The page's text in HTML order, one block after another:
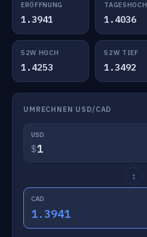
ERÖFFNUNG
1.3941
TAGESHOCH
1.4036
52W HOCH
1.4253
52W TIEF
1.3492
UMRECHNEN USD/CAD
USD
$
↕
CAD
1.3941